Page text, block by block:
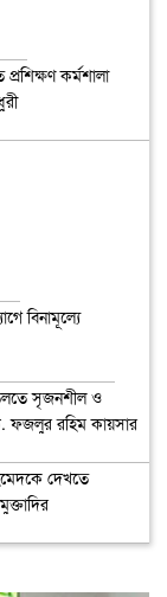
কর্মশালা
বিনামূল্যে
তুলতে সৃজনশীল ও
ড. ফজলুর রহিম কায়সার
দেখতে